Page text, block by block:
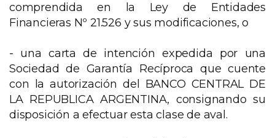
comprendida en la Ley de Entidades
Financieras Nº 21.526 y sus modificaciones, o
- una carta de intención expedida por una
Sociedad de Garantía Recíproca que cuente
con la autorización del BANCO CENTRAL DE
LA REPUBLICA ARGENTINA, consignando su
disposición a efectuar esta clase de aval.